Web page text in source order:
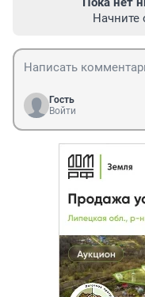
Начните
Гость
Войти